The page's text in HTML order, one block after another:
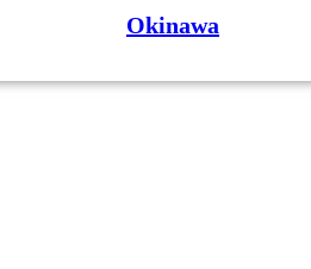
Okinawa